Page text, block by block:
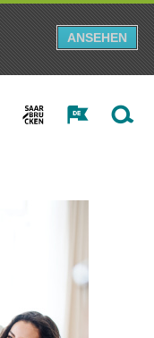
ANSEHEN